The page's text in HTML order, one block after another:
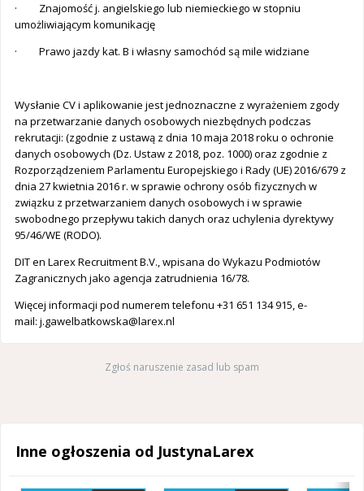
· Znajomość j. angielskiego lub niemieckiego w stopniu
umożliwiającym komunikację
· Prawo jazdy kat. B i własny samochód są mile widziane
Wysłanie CV i aplikowanie jest jednoznaczne z wyrażeniem zgody
na przetwarzanie danych osobowych niezbędnych podczas
rekrutacji: (zgodnie z ustawą z dnia 10 maja 2018 roku o ochronie
danych osobowych (Dz. Ustaw z 2018, poz. 1000) oraz zgodnie z
Rozporządzeniem Parlamentu Europejskiego i Rady (UE) 2016/679 z
dnia 27 kwietnia 2016 r. w sprawie ochrony osób fizycznych w
związku z przetwarzaniem danych osobowych i w sprawie
swobodnego przepływu takich danych oraz uchylenia dyrektywy
95/46/WE (RODO).
DIT en Larex Recruitment B.V., wpisana do Wykazu Podmiotów
Zagranicznych jako agencja zatrudnienia 16/78.
Więcej informacji pod numerem telefonu +31 651 134 915, e-
mail: j.gawelbatkowska@larex.nl
Zgłoś naruszenie zasad lub spam
Inne ogłoszenia od JustynaLarex